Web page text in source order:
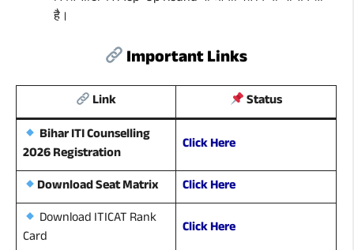
है।
Important Links
Link
Status
Bihar ITI Counselling
2026 Registration
Click Here
Download Seat Matrix
Click Here
Download ITICAT Rank
Card
Click Here